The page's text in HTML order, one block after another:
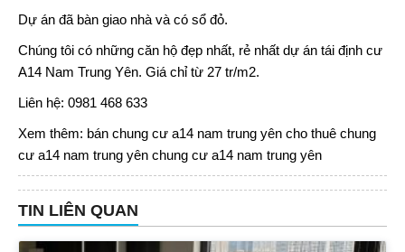
Dự án đã bàn giao nhà và có sổ đỏ.
Chúng tôi có những căn hộ đẹp nhất, rẻ nhất dự án tái định cư
A14 Nam Trung Yên. Giá chỉ từ 27 tr/m2.
Liên hệ: 0981 468 633
Xem thêm: bán chung cư a14 nam trung yên cho thuê chung
cư a14 nam trung yên chung cư a14 nam trung yên
TIN LIÊN QUAN